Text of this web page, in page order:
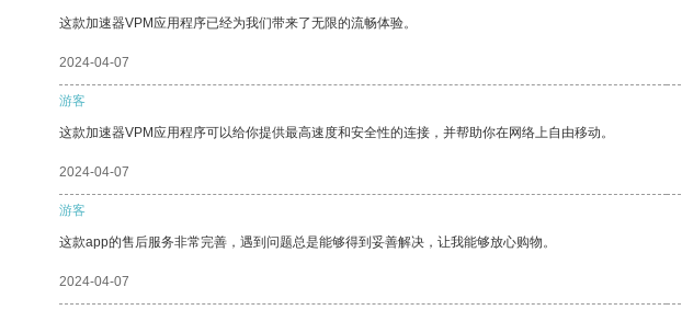
这款加速器VPM应用程序已经为我们带来了无限的流畅体验。
2024-04-07
游客
这款加速器VPM应用程序可以给你提供最高速度和安全性的连接，并帮助你在网络上自由移动。
2024-04-07
游客
这款app的售后服务非常完善，遇到问题总是能够得到妥善解决，让我能够放心购物。
2024-04-07